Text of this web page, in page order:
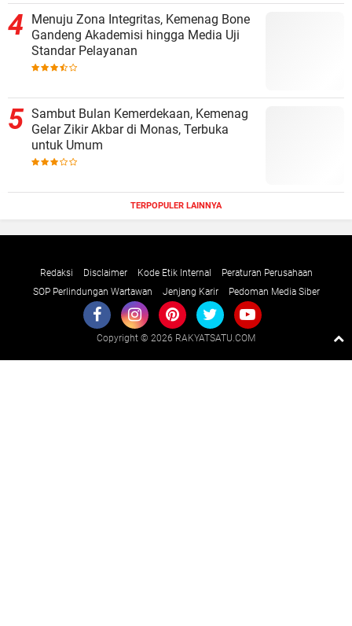
Menuju Zona Integritas, Kemenag Bone
Gandeng Akademisi hingga Media Uji
Standar Pelayanan
Sambut Bulan Kemerdekaan, Kemenag
Gelar Zikir Akbar di Monas, Terbuka
untuk Umum
TERPOPULER LAINNYA
Redaksi Disclaimer Kode Etik Internal
Peraturan Perusahaan
SOP Perlindungan Wartawan
Jenjang Karir Pedoman Media Siber
Copyright © 2026 RAKYATSATU.COM
Raushan